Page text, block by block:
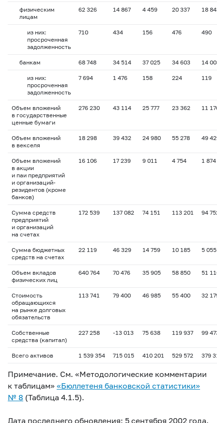
физическим
лицам
62 326 14 867 4 459 20 337 18
из них:
просроченная
задолженность
710 434 156 476 490
банкам 68 748 34 514 37 025 34 603 14
из них:
просроченная
задолженность
7 694 1 476 158 224 119
Объем вложений
в государственные
ценные бумаги
276 230 43 114 25 777 23 362 11
Объем вложений
в векселя
18 298 39 432 24 980 55 278 49
Объем вложений
в акции
и паи предприятий
и организаций-
резидентов (кроме
банков)
16 106 17 239 9 011 4 754 1 874
Сумма средств
предприятий
и организаций
на счетах
172 539 137 082 74 151 113 201 94
Сумма бюджетных
средств на счетах
22 119 46 329 14 759 10 185 5 055
Объем вкладов
физических лиц
640 764 70 476 35 905 58 850 51
Стоимость
обращающихся
на рынке долговых
обязательств
113 741 79 400 46 985 55 400 32
Собственные
средства (капитал)
227 258 -13 013 75 638 119 937 99
Всего активов 1 539 354 715 015 410 201 529 572 379
Примечание. См. «Методологические комментарии
к таблицам» «Бюллетеня банковской статистики»
№ 8 (Таблица 4.1.5).
Дата последнего обновления: 5 сентября 2002 года.